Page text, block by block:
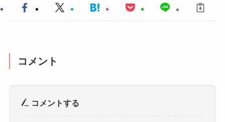
コメント
コメントする